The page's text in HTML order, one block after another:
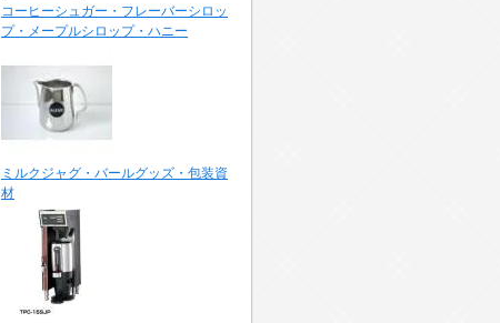
コーヒーシュガー・フレーバーシロッ
プ・メープルシロップ・ハニー
ミルクジャグ・バールグッズ・包装資
材